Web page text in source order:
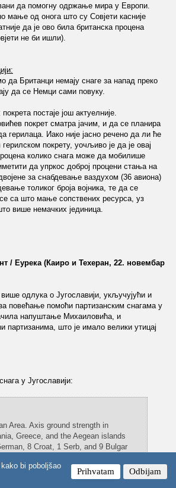
bi poboljšao
Prihvatam Odbijam
да помогну одржање мира у Европи.
мање од онога што су Совјети касније
да је ово била британска процена
не би ишли).
да Британци немају снаге за напад преко
да се Немци сами повуку.
постаје још актуелније.
покрет сматра јачим, и да се планира
герилаца. Иако није јасно речено да ли ће
покрету, уочљиво је да је овај
колико снага може да мобилише
да упркос доброј процени стања на
за снабдевање ваздухом (36 авиона)
толиког броја војника, те да се
са што мање сопствених ресурса, уз
више немачких јединица.
/ Еурека (Каиро и Техеран, 22. новембар
одлука о Југославији, укључујући и
повећање помоћи партизанским снагама у
напуштање Михаиловића, и
партизанима, што је имало велики утицај
у Југославији:
Area. Axis ground strength in
Greece, and the Aegean islands
8 Croat, 1 Serb, and 9 Bulgar
German air strength consistsof 65
and 63 other types. Naval